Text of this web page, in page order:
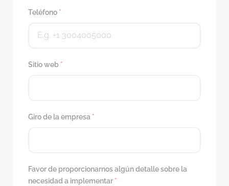
Teléfono *
Sitio web *
Giro de la empresa *
Favor de proporcionarnos algún detalle sobre la
necesidad a implementar *